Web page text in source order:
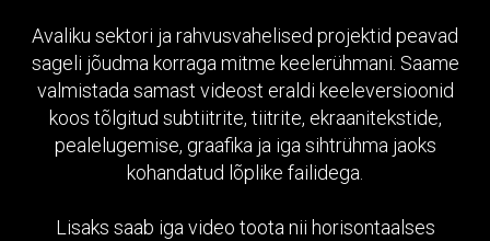
Avaliku sektori ja rahvusvahelised projektid peavad
sageli jõudma korraga mitme keelerühmani. Saame
valmistada samast videost eraldi keeleversioonid
koos tõlgitud subtiitrite, tiitrite, ekraanitekstide,
pealelugemise, graafika ja iga sihtrühma jaoks
kohandatud lõplike failidega.
Lisaks saab iga video toota nii horisontaalses